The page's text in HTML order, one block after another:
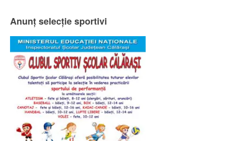
Anunț selecție sportivi